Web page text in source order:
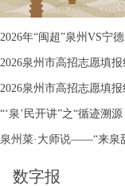
2026年“闽超”泉州VS宁德
数字报